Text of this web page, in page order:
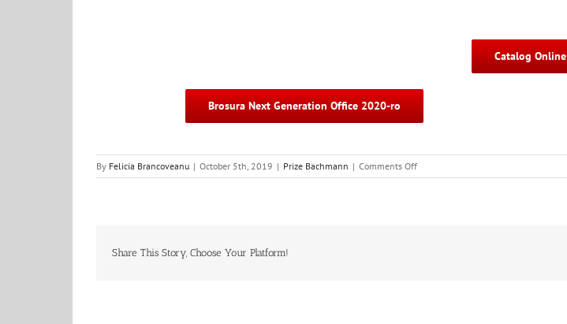
Catalog Online
Brosura Next Generation Office 2020-ro
By Felicia Brancoveanu | October 5th, 2019 | Prize Bachmann | Comments Offon
PEGGY
Share This Story, Choose Your Platform!